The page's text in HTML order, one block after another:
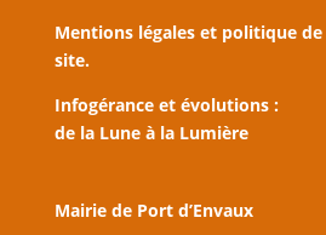
Mentions légales et politique
site.
Infogérance et évolutions :
de la Lune à la Lumière
Mairie de Port d’Envaux